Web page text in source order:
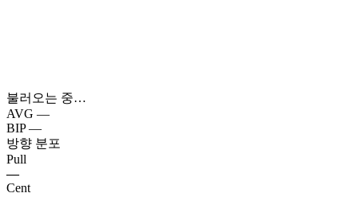
불러오는 중…
AVG —
BIP —
방향 분포
Pull
—
Cent